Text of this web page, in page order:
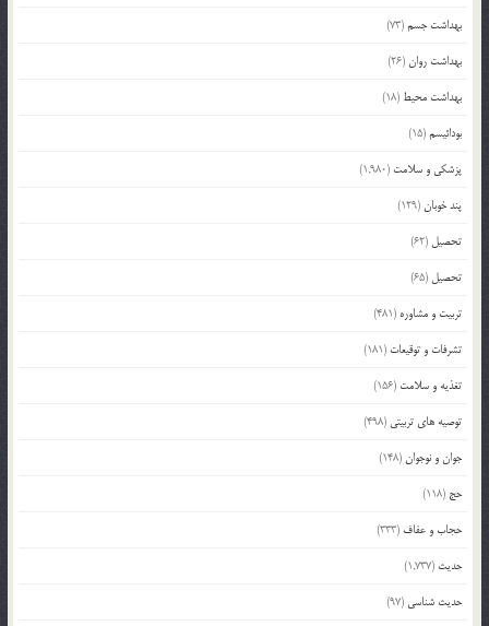
بهداشت جسم(73)
بهداشت روان(26)
بهداشت محیط (18)
بودائیسم(15)
پزشکی و سلامت (1,980)
پند خوبان(129)
تحصیل (62)
تحصیل (65)
تربیت و مشاوره (481)
تشرفات و توقیعات (181)
تغذیه و سلامت (156)
توصیه های تربیتی (498)
جوان و نوجوان(148)
حج (118)
حجاب و عفاف (333)
حدیث (1,737)
حدیث شناسی (97)